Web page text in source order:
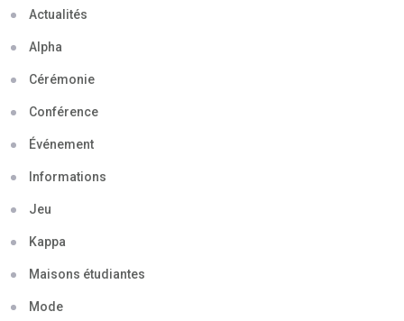
Actualités
Alpha
Cérémonie
Conférence
Événement
Informations
Jeu
Kappa
Maisons étudiantes
Mode